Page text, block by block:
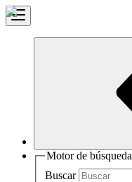
Motor de búsqueda
Buscar